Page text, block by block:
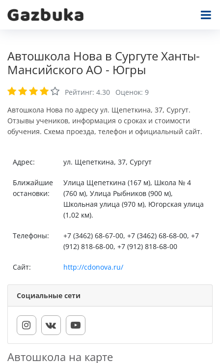
Автошкола Нова в Сургуте Ханты-
Мансийского АО - Югры
Рейтинг: 4.30 Оценок: 9
Автошкола Нова по адресу ул. Щепеткина, 37, Сургут.
Отзывы учеников, информация о сроках и стоимости
обучения. Схема проезда, телефон и официальный сайт.
Адрес: ул. Щепеткина, 37, Сургут
Ближайшие
остановки:
Улица Щепеткина (167 м), Школа № 4
(760 м), Улица Рыбников (900 м),
Школьная улица (970 м), Югорская улица
(1,02 км).
Телефоны:
+7 (3462) 68-67-00, +7 (3462) 68-68-00, +7
(912) 818-68-00, +7 (912) 818-68-00
Сайт: http://cdonova.ru/
Социальные сети
Автошкола на карте